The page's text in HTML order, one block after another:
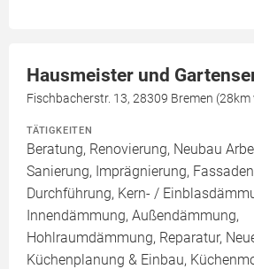
Hausmeister und
Fischbacherstr. 13, 28309 Bremen
TÄTIGKEITEN
Beratung, Renovierung, Neubau
Sanierung, Imprägnierung,
Durchführung, Kern- /
Innendämmung, Außendämmung,
Hohlraumdämmung, Reparatur,
Küchenplanung & Einbau,